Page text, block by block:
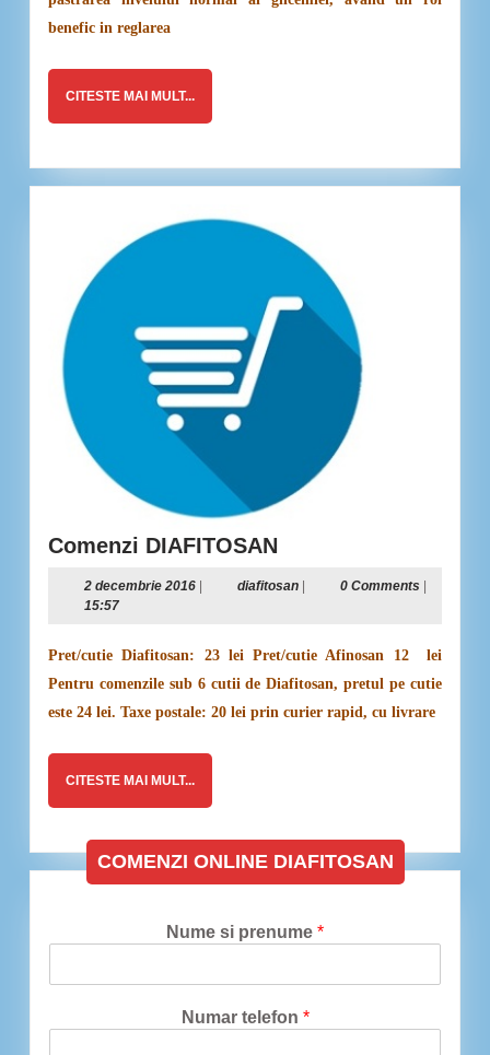
benefic in reglarea
CITESTE MAI MULT...CITESTE
Comenzi DIAFITOSAN
2 decembrie 20162
diafitosandiafitosan0 Comments
15:57
Pret/cutie Diafitosan: 23 lei Pret/cutie Afinosan 12 lei
Pentru comenzile sub 6 cutii de Diafitosan, pretul pe cutie
este 24 lei. Taxe postale: 20 lei prin curier rapid, cu livrare
CITESTE MAI MULT...CITESTE
COMENZI ONLINE DIAFITOSAN
Nume si prenume *
Numar telefon *